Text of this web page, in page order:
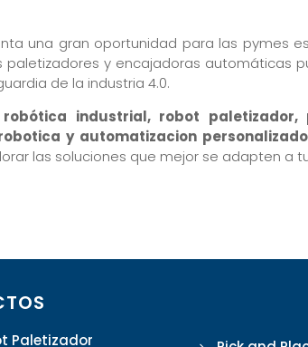
una gran oportunidad para las pymes
y encajadoras automáticas
de la industria 4.0.
robótica industrial, robot
y automatizacion
las soluciones que mejor se adapten a
Paletizador